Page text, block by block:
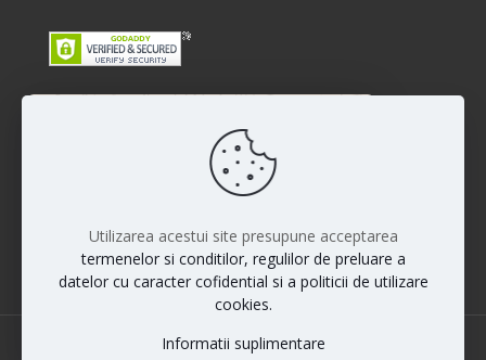
Rezultatele interventiilor pot diferi de la persoana la
proceduri sunt individuale. Fiecare pacient este unic si
rezultatele nu pot fi la fel pentru toti pacientii.
Utilizarea acestui site presupune acceptarea
termenelor si conditilor, regulilor de preluare a
datelor cu caracter cofidential si a politicii de utilizare
cookies.
Informatii suplimentare
Buna ziua! Cum va putem ajuta?